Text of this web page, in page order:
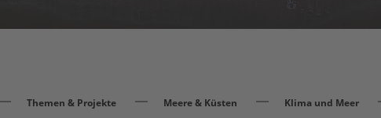
Themen & Projekte Meere & Küsten Klima und Meer